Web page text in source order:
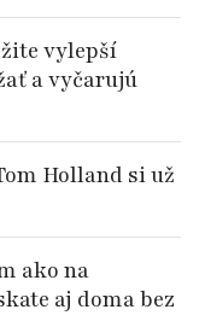
vylepší
a vyčarujú
Holland si už
ako na
aj doma bez